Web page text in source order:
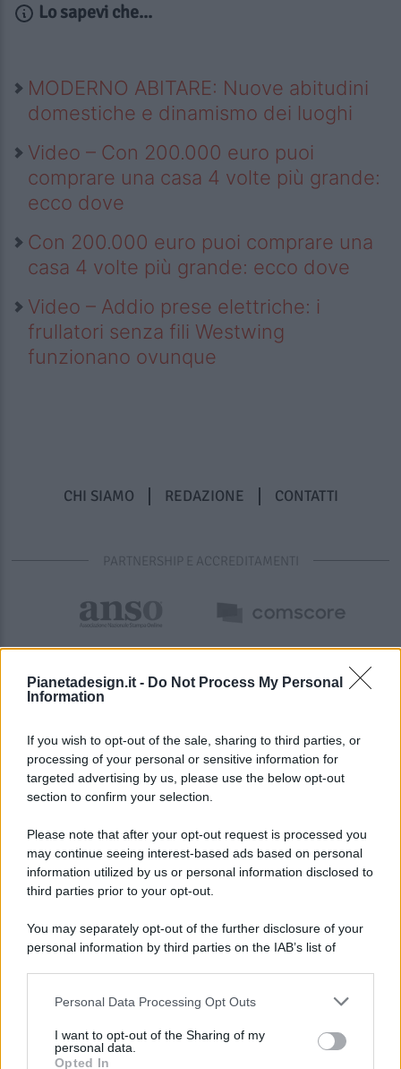
Pianetadesign.it - Do Not Process My Personal
Information
If you wish to opt-out of the sale, sharing to third parties, or
processing of your personal or sensitive information for
targeted advertising by us, please use the below opt-out
section to confirm your selection.
Please note that after your opt-out request is processed you
may continue seeing interest-based ads based on personal
information utilized by us or personal information disclosed to
third parties prior to your opt-out.
You may separately opt-out of the further disclosure of your
personal information by third parties on the IAB’s list of
This information may also be disclosed by us to third parties
disclose it to other third parties.
Personal Data Processing Opt Outs
I want to opt-out of the Sharing of my
personal data.
Opted In
Lo sapevi che...
MODERNO ABITARE: Nuove abitudini
domestiche e dinamismo dei luoghi
Video – Con 200.000 euro puoi
comprare una casa 4 volte più grande:
ecco dove
Con 200.000 euro puoi comprare una
casa 4 volte più grande: ecco dove
Video – Addio prese elettriche: i
frullatori senza fili Westwing
funzionano ovunque
CHI SIAMO REDAZIONE CONTATTI
PARTNERSHIP E ACCREDITAMENTI
© 2026 - Pianeta Design - P.IVA 04827280654 - Testata
Registrata Al Tribunale Di Nocera Inferiore N. 8/2020 - RG N.
ISCRIZIONE AL ROC N. 35792 – ISCRITTA ALL’ANSO
(ASSOCIAZIONE NAZIONALE STAMPA ONLINE)
PREFERENZE PRIVACY